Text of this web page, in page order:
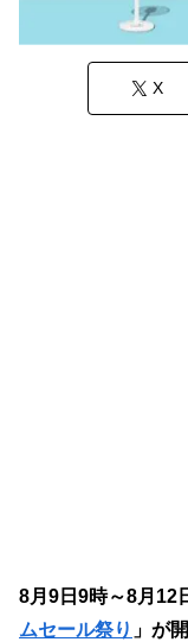
X
8月9日9時～8月12
ムセール祭り 」が